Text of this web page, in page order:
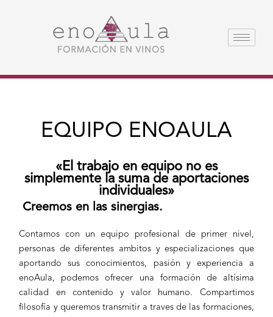
EQUIPO ENOAULA
«El trabajo en equipo no es
simplemente la suma de aportaciones
individuales»
Creemos en las sinergias.
Contamos con un equipo profesional de primer nivel,
personas de diferentes ambitos y especializaciones que
aportando sus conocimientos, pasión y experiencia a
enoAula, podemos ofrecer una formación de altísima
calidad en contenido y valor humano. Compartimos
filosofía y queremos transmitir a traves de las formaciones,